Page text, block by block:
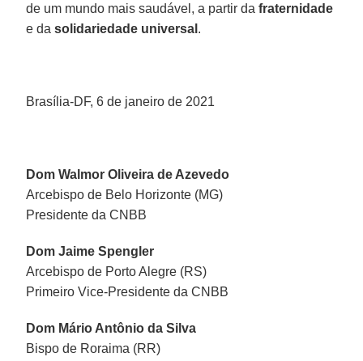
de um mundo mais saudável, a partir dafraternidade
e dasolidariedade universal .
Brasília-DF, 6 de janeiro de 2021
Dom Walmor Oliveira de Azevedo
Arcebispo de Belo Horizonte (MG)
Presidente da CNBB
Dom Jaime Spengler
Arcebispo de Porto Alegre (RS)
Primeiro Vice-Presidente da CNBB
Dom Mário Antônio da Silva
Bispo de Roraima (RR)